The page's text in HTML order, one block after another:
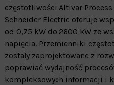
częstotliwości Altivar
Schneider Electric oferuje
od 0,75 kW do 2600 kW ze
napięcia. Przemienniki
zostały zaprojektowane z
poprawiać wydajność
kompleksowych informacji i